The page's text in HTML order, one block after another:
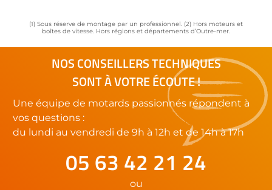
(1) Sous réserve de montage par un professionnel. (2) Hors moteurs et
boîtes de vitesse. Hors régions et départements d’Outre-mer.
NOS CONSEILLERS TECHNIQUES
SONT À VOTRE ÉCOUTE !
Une équipe de motards passionnés répondent à
vos questions :
du lundi au vendredi de 9h à 12h et de 14h à 17h
05 63 42 21 24
ou